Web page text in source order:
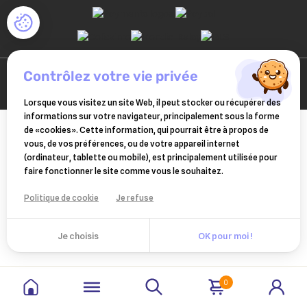
add_circle_outline Créer une nouvelle liste
((cancelText)) ((modalDeleteText))
Annuler Créer une liste d'envies
Annuler Connexion
0
contrôlez votre vie privée
Lorsque vous visitez un site Web, il peut stocker ou récupérer des
informations sur votre navigateur, principalement sous la forme
de «cookies». Cette information, qui pourrait être à propos de
vous, de vos préférences, ou de votre appareil internet
(ordinateur, tablette ou mobile), est principalement utilisée pour
faire fonctionner le site comme vous le souhaitez.
Politique de cookie Je refuse
Je choisis OK pour moi !